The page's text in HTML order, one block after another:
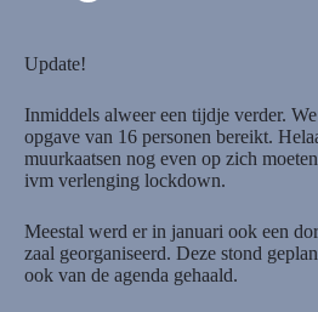
Update!
Inmiddels alweer een tijdje verder.
opgave van 16 personen bereikt.
muurkaatsen nog even op zich
ivm verlenging lockdown.
Meestal werd er in januari ook een
zaal georganiseerd. Deze stond
ook van de agenda gehaald.